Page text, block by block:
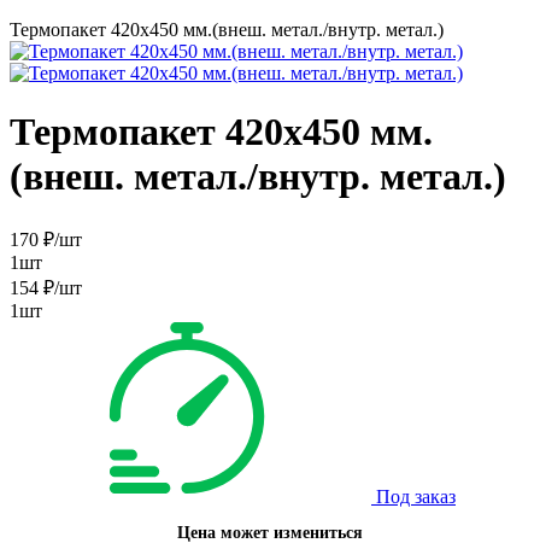
Термопакет 420х450 мм.(внеш. метал./внутр. метал.)
Термопакет 420х450 мм.
(внеш. метал./внутр. метал.)
170 ₽/шт
1шт
154 ₽/шт
1шт
Под заказ
Цена может измениться